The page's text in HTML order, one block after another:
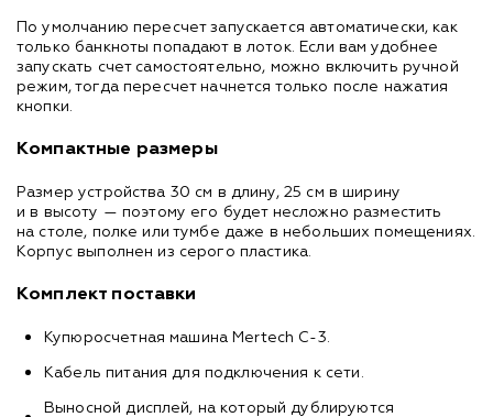
По умолчанию пересчет запускается автоматически, как
только банкноты попадают в лоток. Если вам удобнее
запускать счет самостоятельно, можно включить ручной
режим, тогда пересчет начнется только после нажатия
кнопки.
Компактные размеры
Размер устройства 30 см в длину, 25 см в ширину
и в высоту — поэтому его будет несложно разместить
на столе, полке или тумбе даже в небольших помещениях.
Корпус выполнен из серого пластика.
Комплект поставки
Купюросчетная машина Mertech C-3.
Кабель питания для подключения к сети.
Выносной дисплей, на который дублируются